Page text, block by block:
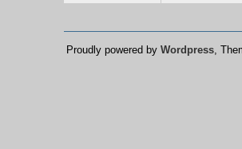
Proudly powered by Wordpress,